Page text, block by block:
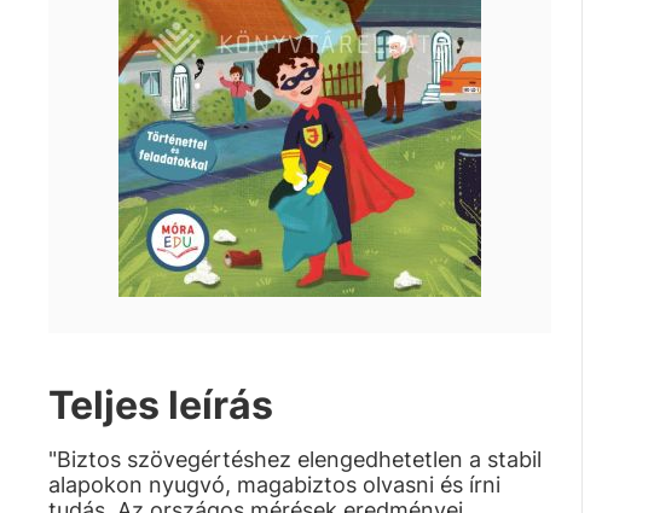
Teljes leírás
"Biztos szövegértéshez elengedhetetlen a stabil
alapokon nyugvó, magabiztos olvasni és írni